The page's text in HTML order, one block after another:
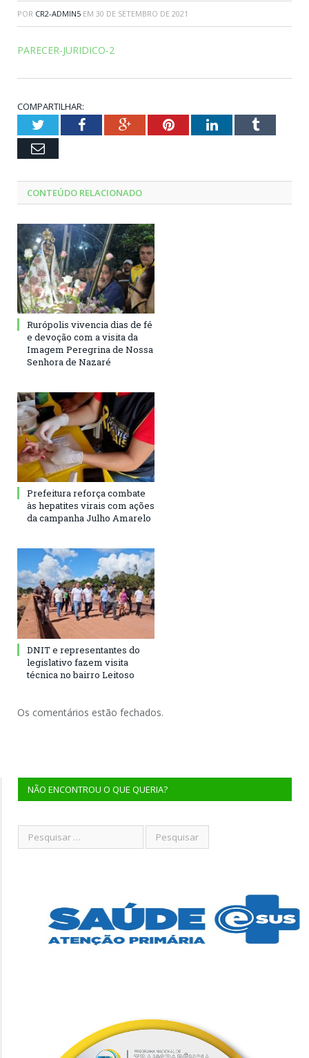
POR CR2-ADMIN5 EM 30 DE SETEMBRO DE 2021
PARECER-JURIDICO-2
COMPARTILHAR:
TwitterFacebookGoogle+PinterestLinkedInTumblr
Email
CONTEÚDO RELACIONADO
Rurópolis vivencia dias de fé
e devoção com a visita da
Imagem Peregrina de Nossa
Senhora de Nazaré
Prefeitura reforça combate
às hepatites virais com ações
da campanha Julho Amarelo
DNIT e representantes do
legislativo fazem visita
técnica no bairro Leitoso
Os comentários estão fechados.
NÃO ENCONTROU O QUE QUERIA?